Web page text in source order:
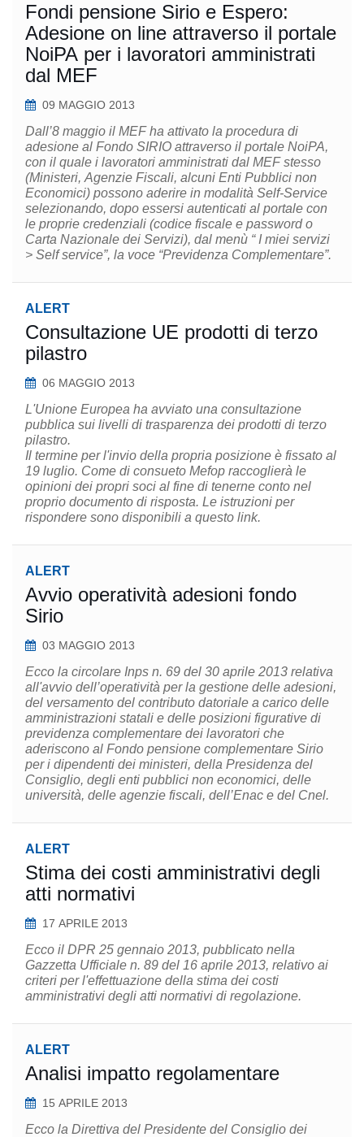
Fondi pensione Sirio e Espero:
Adesione on line attraverso il portale
NoiPA per i lavoratori amministrati
dal MEF
09 MAGGIO 2013
Dall’8 maggio il MEF ha attivato la procedura di
adesione al Fondo SIRIO attraverso il portale NoiPA,
con il quale i lavoratori amministrati dal MEF stesso
(Ministeri, Agenzie Fiscali, alcuni Enti Pubblici non
Economici) possono aderire in modalità Self-Service
selezionando, dopo essersi autenticati al portale con
le proprie credenziali (codice fiscale e password o
Carta Nazionale dei Servizi), dal menù “ I miei servizi
> Self service”, la voce “Previdenza Complementare”.
ALERT
Consultazione UE prodotti di terzo
pilastro
06 MAGGIO 2013
L'Unione Europea ha avviato una consultazione
pubblica sui livelli di trasparenza dei prodotti di terzo
pilastro.
Il termine per l'invio della propria posizione è fissato al
19 luglio. Come di consueto Mefop raccoglierà le
opinioni dei propri soci al fine di tenerne conto nel
proprio documento di risposta. Le istruzioni per
rispondere sono disponibili a questo link.
ALERT
Avvio operatività adesioni fondo
Sirio
03 MAGGIO 2013
Ecco la circolare Inps n. 69 del 30 aprile 2013 relativa
all'avvio dell’operatività per la gestione delle adesioni,
del versamento del contributo datoriale a carico delle
amministrazioni statali e delle posizioni figurative di
previdenza complementare dei lavoratori che
aderiscono al Fondo pensione complementare Sirio
per i dipendenti dei ministeri, della Presidenza del
Consiglio, degli enti pubblici non economici, delle
università, delle agenzie fiscali, dell’Enac e del Cnel.
ALERT
Stima dei costi amministrativi degli
atti normativi
17 APRILE 2013
Ecco il DPR 25 gennaio 2013, pubblicato nella
Gazzetta Ufficiale n. 89 del 16 aprile 2013, relativo ai
criteri per l'effettuazione della stima dei costi
amministrativi degli atti normativi di regolazione.
ALERT
Analisi impatto regolamentare
15 APRILE 2013
Ecco la Direttiva del Presidente del Consiglio dei